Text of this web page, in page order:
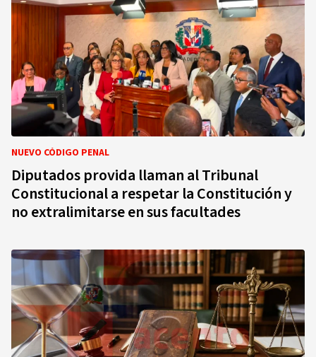
NUEVO CÓDIGO PENAL
Diputados provida llaman al Tribunal
Constitucional a respetar la Constitución y
no extralimitarse en sus facultades